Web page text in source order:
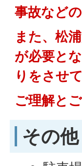
事故など
また、松
が必要と
りをさせ
ご理解と
その他